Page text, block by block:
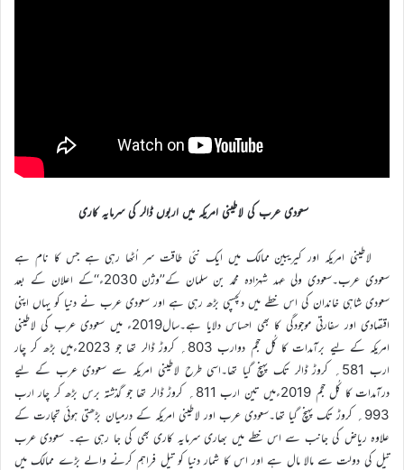
سعودی عرب کی لاطینی امریکہ میں اربوں ڈالر کی سرمایہ کاری
لاطینی امریکہ اور کیریبین ممالک میں ایک نئی طاقت سر اُٹھا رہی ہے جس کا نام ہے
سعودی عرب۔سعودی ولی عہد شہزادہ محمد بن سلمان کے’’وژن 2030ء‘‘کے اعلان کے بعد
سعودی شاہی خاندان کی اس خطے میں دلچسپی بڑھ رہی ہے اور سعودی عرب نے دنیا کو یہاں اپنی
اقتصادی اور سفارتی موجودگی کا بھی احساس دلایا ہے۔سال2019ء میں سعودی عرب کی لاطینی
امریکہ کے لیے برآمدات کا کُل حجم دوارب 803؍ کروڑ ڈالر تھا جو 2023ءمیں بڑھ کر چار
ارب 581؍ کروڑ ڈالر تک پہنچ گیا تھا۔اسی طرح لاطینی امریکہ سے سعودی عرب کے لیے
درآمدات کا کُل حجم 2019ءمیں تین ارب 811؍ کروڑ ڈالر تھا جو گذشتہ برس بڑھ کر چار ارب
993؍ کروڑ تک پہنچ گیا تھا۔سعودی عرب اور لاطینی امریکہ کے درمیان بڑھتی ہوئی تجارت کے
علاوہ ریاض کی جانب سے اس خطے میں بھاری سرمایہ کاری بھی کی جا رہی ہے۔ سعودی عرب
تیل کی دولت سے مالا مال ہے اور اس کا شمار دنیا کو تیل فراہم کرنے والے بڑے ممالک میں